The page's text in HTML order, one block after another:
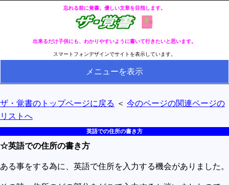
忘れる前に覚書。優しい文章を目指します。
出来るだけ子供にも、わかりやすいように書いて行きたいと思います。
スマートフォンデザインでサイトを表示しています。
メニューを表示
全ページのリストへ
健康
冬・冷え性対策
生活
ザ・覚書のトップページに戻る ＜ 今のページの関連ページの
リストへ
英語での住所の書き方
☆英語での住所の書き方
ある事をする為に、英語で住所を入力する機会がありました。